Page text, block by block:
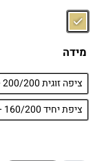
מידה
ציפה זוגית 200/200 + 2 ציפיות 50/70
ציפת יחיד 160/200 + 1 ציפית 50/70